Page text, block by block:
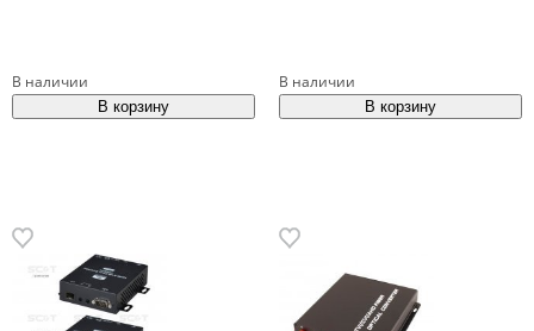
В наличии В наличии